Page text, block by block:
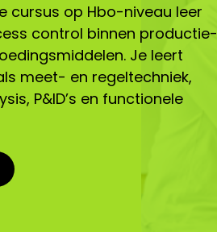
cursus op Hbo-niveau leer
control binnen productie-
Je leert
meet- en regeltechniek,
P&ID’s en functionele